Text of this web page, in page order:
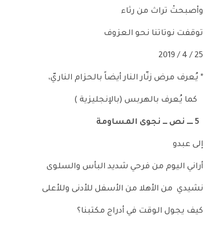
وأصبحتْ تراث من رثاء
توقفت نوتاتنا نحو العزوف
25 / 4 / 2019
* يُعرف مرض زنّار النار أيضاً بالحزام الناريّ،
كما يُعرف بالهربس (بالإنجليزية )
ــــ نص ـــ نجوى المساومة
إلى عبدو
أراني اليوم من فرحي شديد البأس والسلوى
نشيدي من الأهلا من الأسفل للأدنى وللأعلى
كيف يجول الوقت في أدراج مكتبنا؟